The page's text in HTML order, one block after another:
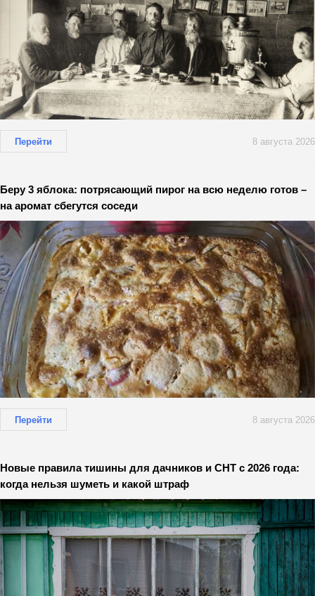
Перейти 8 августа 2026
Беру 3 яблока: потрясающий пирог на всю неделю готов –
на аромат сбегутся соседи
Перейти 8 августа 2026
Новые правила тишины для дачников и СНТ с 2026 года:
когда нельзя шуметь и какой штраф